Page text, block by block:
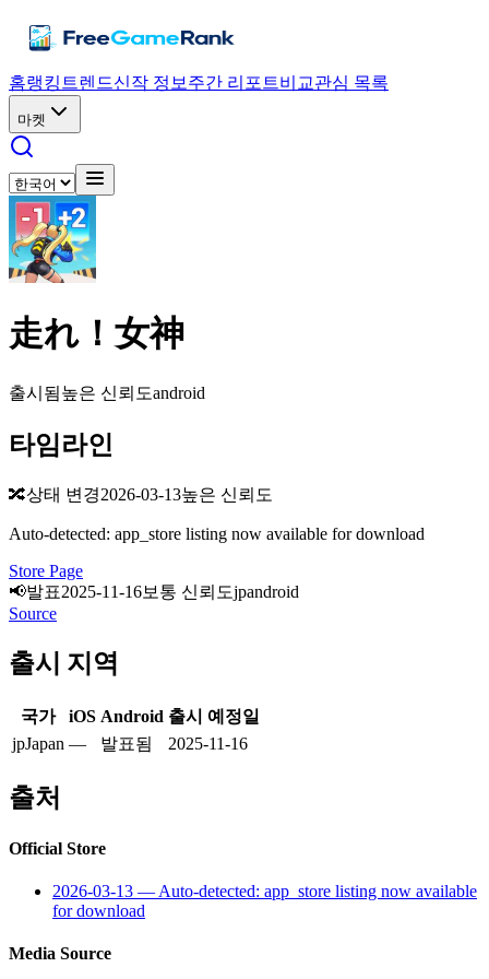
홈랭킹 트렌드신작 정보 주간 리포트비교관심 목록
마켓
走れ！女神
출시됨높은 신뢰도android
타임라인
🔀상태 변경2026-03-13높은 신뢰도
Auto-detected: app_store listing now available for download
Store Page
📢발표2025-11-16보통 신뢰도jpandroid
Source
출시 지역
국가 iOS Android 출시 예정일
jpJapan — 발표됨 2025-11-16
출처
Official Store
2026-03-13 — Auto-detected: app_store listing now available
for download
Media Source